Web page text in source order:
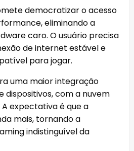
democratizar o acesso
eliminando a
caro. O usuário precisa
de internet estável e
para jogar.
uma maior integração
com a nuvem
expectativa é que a
mais, tornando a
indistinguível da